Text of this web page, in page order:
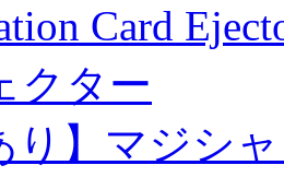
Card
クター
り】マジシ